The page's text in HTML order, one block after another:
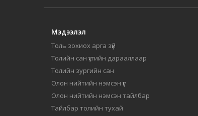
Мэдээлэл
Толь зохиох арга зүй
Толийн сан үсгийн дарааллаар
Толийн зургийн сан
Олон нийтийн нэмсэн үг
Олон нийтийн нэмсэн тайлбар
Тайлбар толийн тухай